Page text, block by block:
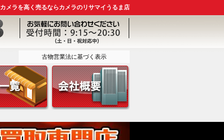
カメラを高く売るならカメラのリサマイうるま店
古物営業法に基づく表示